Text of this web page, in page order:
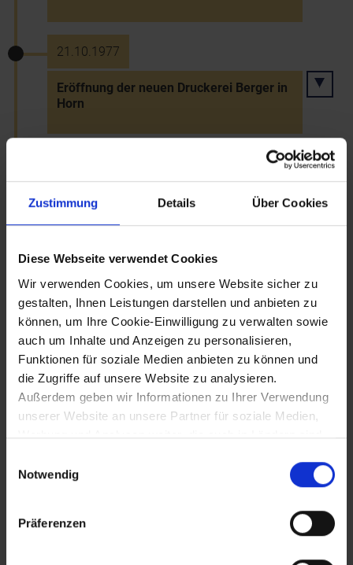
Zustimmung Details Über Cookies
Diese Webseite verwendet Cookies
Wir verwenden Cookies, um unsere Website sicher zu
gestalten, Ihnen Leistungen darstellen und anbieten zu
können, um Ihre Cookie-Einwilligung zu verwalten sowie
auch um Inhalte und Anzeigen zu personalisieren,
Funktionen für soziale Medien anbieten zu können und
die Zugriffe auf unsere Website zu analysieren.
Außerdem geben wir Informationen zu Ihrer Verwendung
unserer Website an unsere Partner für soziale Medien,
Werbung und Analysen weiter, die auch in Ländern sind,
gegeben ist, und in denen Sie Ihre Rechte uU nicht
effektiv durchsetzen können. Unsere Partner führen
diese Informationen möglicherweise mit weiteren Daten
zusammen, die Sie ihnen bereitgestellt haben oder die
Notwendig
Präferenzen
21.10.1977
Eröffnung der neuen Druckerei Berger in
Horn
Ausstellung "Arnulf Rainer" der NÖ
Gesellschaft für Kunst und Kultur
Öffnung des Grenzübergangs Laa/Thaya
19.10.1979 bis 31.12.1979
Erstmalige öffentliche Präsentation des
Nachlasses Egon Schieles im NÖ
Landesmuseum